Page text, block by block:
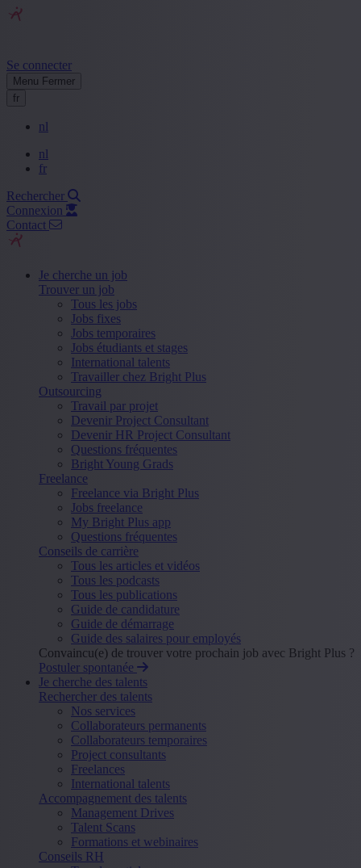
Se connecter
Menu Fermer
fr
nl
nl
fr
Rechercher
Connexion
Contact
Je cherche un job
Trouver un job
Tous les jobs
Jobs fixes
Jobs temporaires
Jobs étudiants et stages
International talents
Travailler chez Bright Plus
Outsourcing
Travail par projet
Devenir Project Consultant
Devenir HR Project Consultant
Questions fréquentes
Bright Young Grads
Freelance
Freelance via Bright Plus
Jobs freelance
My Bright Plus app
Questions fréquentes
Conseils de carrière
Tous les articles et vidéos
Tous les podcasts
Tous les publications
Guide de candidature
Guide de démarrage
Guide des salaires pour employés
Convaincu(e) de trouver votre prochain job avec Bright Plus ?
Postuler spontanée
Je cherche des talents
Rechercher des talents
Nos services
Collaborateurs permanents
Collaborateurs temporaires
Project consultants
Freelances
International talents
Accompagnement des talents
Management Drives
Talent Scans
Formations et webinaires
Conseils RH